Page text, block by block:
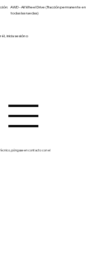
AWD - All Wheel Drive (Tracción permanente en
todas las ruedas)
inicia sesión o
póngase en contacto con el